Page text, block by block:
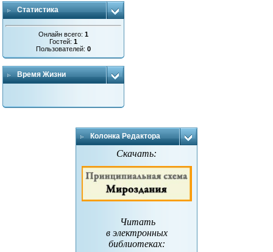
Статистика
Онлайн всего:1
Гостей:1
Пользователей:0
Время Жизни
Колонка Редактора
Скачать:
Читать
в электронных
библиотеках: